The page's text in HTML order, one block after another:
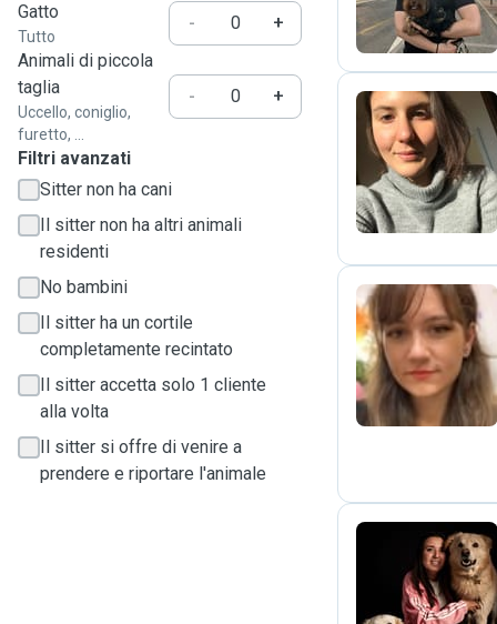
Gatto
Tutto
-
+
Animali di piccola
taglia
Uccello, coniglio,
furetto, ...
- +
Filtri avanzati
Sitter non ha cani
Il sitter non ha altri animali
residenti
No bambini
Il sitter ha un cortile
completamente recintato
Il sitter accetta solo 1 cliente
alla volta
Il sitter si offre di venire a
prendere e riportare l'animale
C
A
A